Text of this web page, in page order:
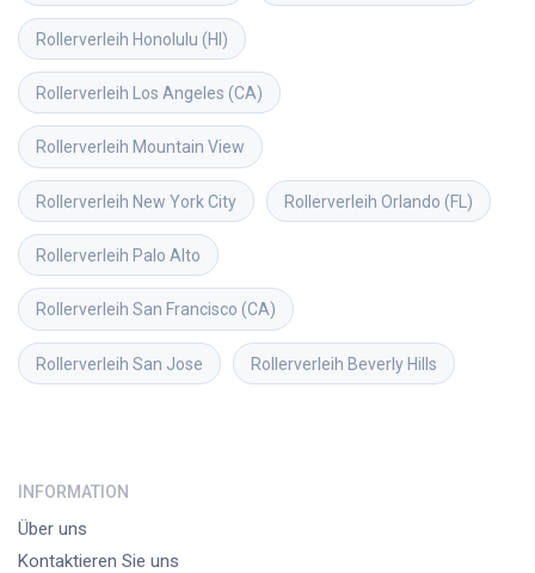
Rollerverleih Honolulu (HI)
Rollerverleih Los Angeles (CA)
Rollerverleih Mountain View
Rollerverleih New York City Rollerverleih Orlando (FL)
Rollerverleih Palo Alto
Rollerverleih San Francisco (CA)
Rollerverleih San Jose Rollerverleih Beverly Hills
INFORMATION
Über uns
Kontaktieren Sie uns